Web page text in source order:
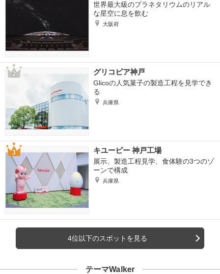
世界最大級のプラネタリウムのリアル
な星空に息を飲む
大阪府
グリコピア神戸
Glicoの人気菓子の製造工程を見学でき
る
兵庫県
キユーピー 神戸工場
展示、製造工程見学、食体験の3つのゾ
ーンで構成
兵庫県
4位以下のスポットを見る
テーマWalker